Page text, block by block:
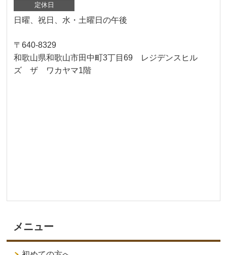
定休日
日曜、祝日、水・土曜日の午後
〒640-8329
和歌山県和歌山市田中町3丁目69 レジデンスヒル
ズ ザ ワカヤマ1階
メニュー